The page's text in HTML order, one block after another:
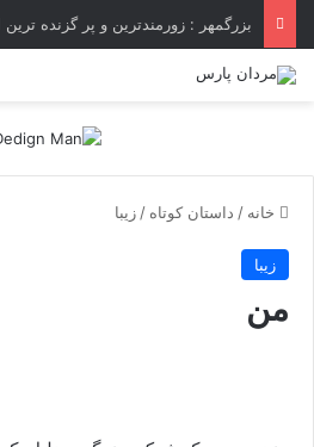
خانه / داستان کوتاه / زیبا
زیبا
من